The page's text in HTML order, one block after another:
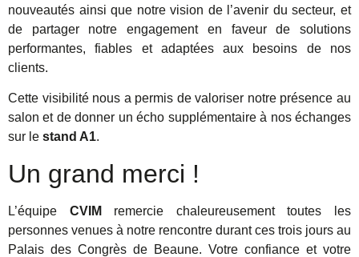
nouveautés ainsi que notre vision de l’avenir du secteur, et
de partager notre engagement en faveur de solutions
performantes, fiables et adaptées aux besoins de nos
clients.
Cette visibilité nous a permis de valoriser notre présence au
salon et de donner un écho supplémentaire à nos échanges
sur le stand A1.
Un grand merci !
L’équipe CVIM remercie chaleureusement toutes les
personnes venues à notre rencontre durant ces trois jours au
Palais des Congrès de Beaune. Votre confiance et votre